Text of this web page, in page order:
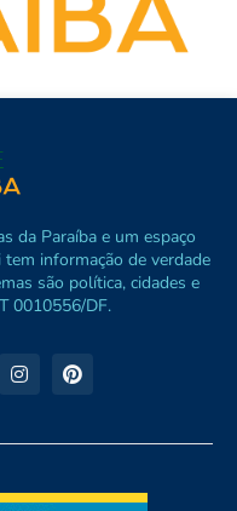
da Paraíba e um espaço
informação de verdade
são política, cidades e
0010556/DF.